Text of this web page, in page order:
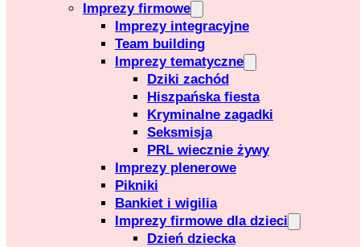
Imprezy firmowe
Imprezy integracyjne
Team building
Imprezy tematyczne
Dziki zachód
Hiszpańska fiesta
Kryminalne zagadki
Seksmisja
PRL wiecznie żywy
Imprezy plenerowe
Pikniki
Bankiet i wigilia
Imprezy firmowe dla dzieci
Dzień dziecka